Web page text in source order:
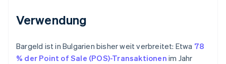
Verwendung
Bargeld ist in Bulgarien bisher weit verbreitet: Etwa 78
% der Point of Sale (POS)-Transaktionen im Jahr